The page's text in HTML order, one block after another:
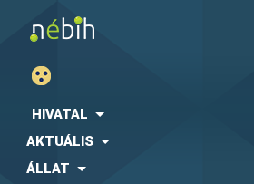
HIVATAL
AKTUÁLIS
ÁLLAT